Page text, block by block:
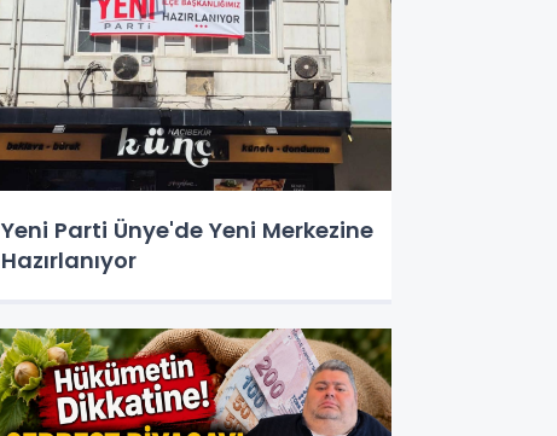
Yeni Parti Ünye'de Yeni Merkezine
Hazırlanıyor